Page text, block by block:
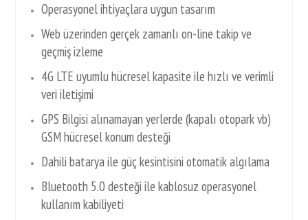
Operasyonel ihtiyaçlara uygun tasarım
Web üzerinden gerçek zamanlı on-line takip ve
geçmiş izleme
4G LTE uyumlu hücresel kapasite ile hızlı ve verimli
veri iletişimi
GPS Bilgisi alınamayan yerlerde (kapalı otopark vb)
GSM hücresel konum desteği
Dahili batarya ile güç kesintisini otomatik algılama
Bluetooth 5.0 desteği ile kablosuz operasyonel
kullanım kabiliyeti